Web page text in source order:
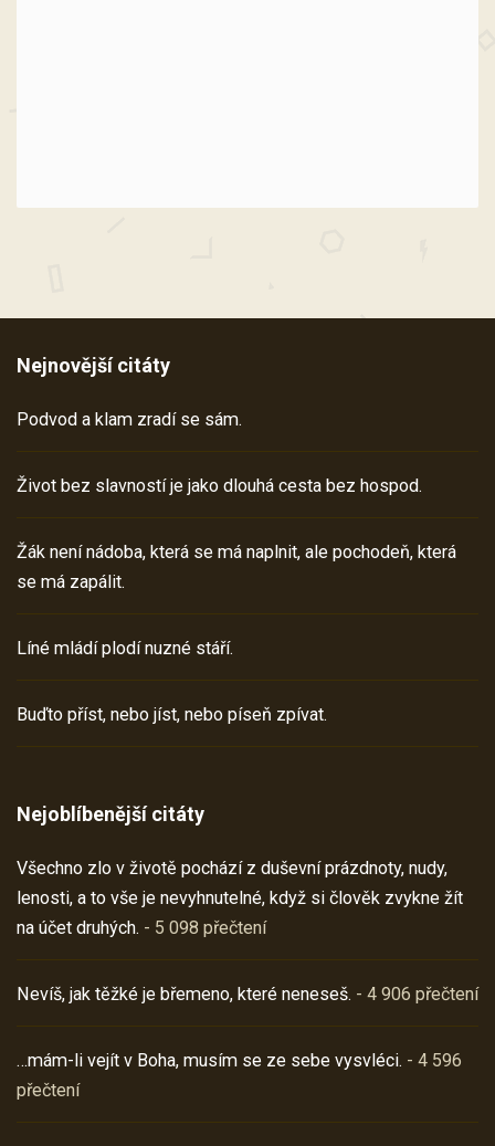
Nejnovější citáty
Podvod a klam zradí se sám.
Život bez slavností je jako dlouhá cesta bez hospod.
Žák není nádoba, která se má naplnit, ale pochodeň, která
se má zapálit.
Líné mládí plodí nuzné stáří.
Buďto příst, nebo jíst, nebo píseň zpívat.
Nejoblíbenější citáty
Všechno zlo v životě pochází z duševní prázdnoty, nudy,
lenosti, a to vše je nevyhnutelné, když si člověk zvykne žít
na účet druhých. - 5 098 přečtení
Nevíš, jak těžké je břemeno, které neneseš. - 4 906 přečtení
…mám-li vejít v Boha, musím se ze sebe vysvléci. - 4 596
přečtení